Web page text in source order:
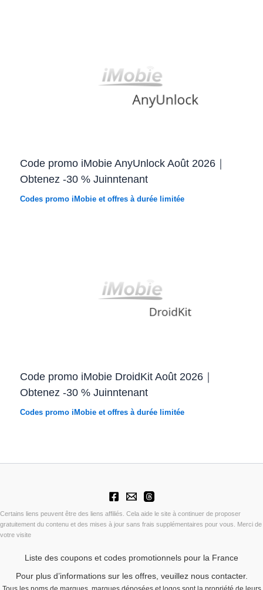
Code promo iMobie AnyUnlock Août 2026｜
Obtenez -30 % Juinntenant
Codes promo iMobie et offres à durée limitée
Code promo iMobie DroidKit Août 2026｜
Obtenez -30 % Juinntenant
Codes promo iMobie et offres à durée limitée
Certains liens peuvent être des liens affiliés. Cela aide le site à continuer de proposer
gratuitement du contenu et des mises à jour sans frais supplémentaires pour vous. Merci de
votre visite
Liste des coupons et codes promotionnels pour la France
Pour plus d’informations sur les offres, veuillez nous contacter.